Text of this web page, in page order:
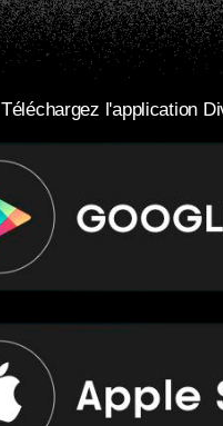
Téléchargez l'application